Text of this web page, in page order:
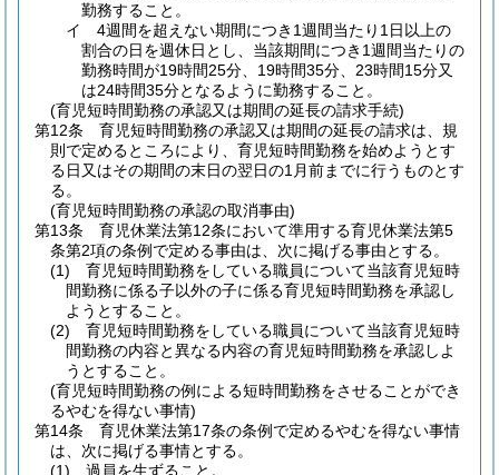
勤務すること。
イ
4週間を超えない期間につき1週間当たり1日以上の
割合の日を週休日とし、当該期間につき1週間当たりの
勤務時間が19時間25分、19時間35分、23時間15分又
は24時間35分となるように勤務すること。
(育児短時間勤務の承認又は期間の延長の請求手続)
第12条
育児短時間勤務の承認又は期間の延長の請求は、規
則で定めるところにより、育児短時間勤務を始めようとす
る日又はその期間の末日の翌日の1月前までに行うものとす
る。
(育児短時間勤務の承認の取消事由)
第13条
育児休業法第12条において準用する育児休業法第5
条第2項の条例で定める事由は、次に掲げる事由とする。
(1)
育児短時間勤務をしている職員について当該育児短時
間勤務に係る子以外の子に係る育児短時間勤務を承認し
ようとすること。
(2)
育児短時間勤務をしている職員について当該育児短時
間勤務の内容と異なる内容の育児短時間勤務を承認しよ
うとすること。
(育児短時間勤務の例による短時間勤務をさせることができ
るやむを得ない事情)
第14条
育児休業法第17条の条例で定めるやむを得ない事情
は、次に掲げる事情とする。
(1)
過員を生ずること。